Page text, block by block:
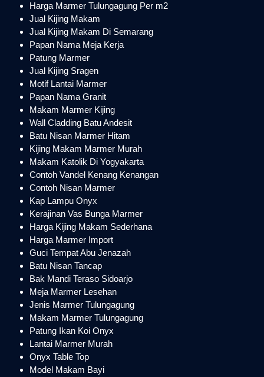
Harga Marmer Tulungagung Per m2
Jual Kijing Makam
Jual Kijing Makam Di Semarang
Papan Nama Meja Kerja
Patung Marmer
Jual Kijing Sragen
Motif Lantai Marmer
Papan Nama Granit
Makam Marmer Kijing
Wall Cladding Batu Andesit
Batu Nisan Marmer Hitam
Kijing Makam Marmer Murah
Makam Katolik Di Yogyakarta
Contoh Vandel Kenang Kenangan
Contoh Nisan Marmer
Kap Lampu Onyx
Kerajinan Vas Bunga Marmer
Harga Kijing Makam Sederhana
Harga Marmer Import
Guci Tempat Abu Jenazah
Batu Nisan Tancap
Bak Mandi Teraso Sidoarjo
Meja Marmer Lesehan
Jenis Marmer Tulungagung
Makam Marmer Tulungagung
Patung Ikan Koi Onyx
Lantai Marmer Murah
Onyx Table Top
Model Makam Bayi